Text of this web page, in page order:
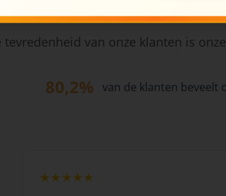
tevredenheid van onze klanten is
80,2% van de klanten beveelt
★★★★★